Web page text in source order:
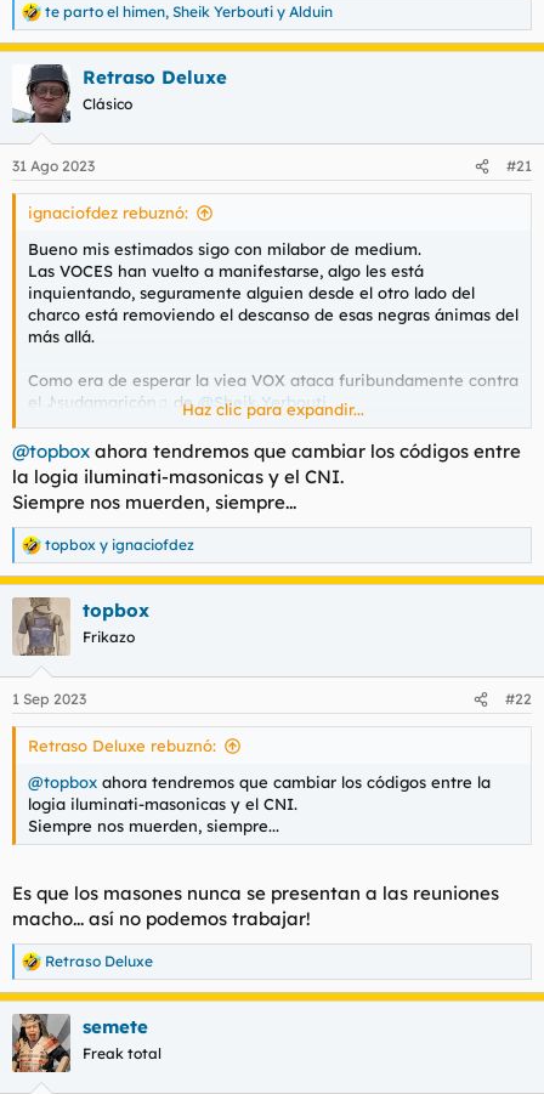
R
e
a
c
i
e
s
te parto el himen, Sheik Yerbouti y Alduin
Retraso Deluxe
Clásico
31 Ago 2023 #21
ignaciofdez rebuznó:
Bueno mis estimados sigo con milabor de medium.
Las VOCES han vuelto a manifestarse, algo les está
inquientando, seguramente alguien desde el otro lado del
charco está removiendo el descanso de esas negras ánimas del
más allá.
Como era de esperar la viea VOX ataca furibundamente contra
el ♪sudamaricón♫ de@Sheik Yerbouti
Se acuerda de la descencia de dos panas, este ESPÍRITU DEL
MALculo no deja sin su azote siquiera a la familia, a la
descencia de sus odiados. En este caso maldice a las
hijas de@miliuy de monchito
Y sigue con la tarabilla contra el bronxtoleño, sigue y
sigue, la ha cogido fuerte.
A ver Jefe@Torquemada2.0, me duele sobremanera
que dudes de servidor; también me dolió sobremanera
dar cuenta cuanto el Oráculocarpet arremetió contra
el gran MAESTRO DE LA LOGIA PL
medium disciplinado, he de cumplir con mi remar.
También me duele, dolorosas obligaciones, reflejar que
también ataca al más grande, más apuesto, másmejor
y antes de@curro jimenez
TAmbién se caga en las muelas del compadre del
Compadre,@2022, al parecer, por su bajo rendimiento
Luego deja dudas, arcanos misterios. Cita a Nuestros
Representantes del Orden @topboxy @Retraso Deluxe
con los cuales mantiene una especie de respecto, una
cierta equidistancia. Lo mismo es que la viea suele dar
palmas con sus dilatados labios mayores cuando ve un
uniforme, vayan a saber .
Ustedes valoren
Haz clic para expandir...
@topbox ahora tendremos que cambiar los códigos entre
la logia iluminati-masonicas y el CNI.
Siempre nos muerden, siempre...
R
e
a
c
c
i
e
s
topbox y ignaciofdez
topbox
Frikazo
1 Sep 2023 #22
Retraso Deluxe rebuznó:
@topbox ahora tendremos que cambiar los códigos entre la
logia iluminati-masonicas y el CNI.
Siempre nos muerden, siempre...
Es que los masones nunca se presentan a las reuniones
macho... así no podemos trabajar!
R
e
a
c
c
i
Retraso Deluxe
semete
Freak total